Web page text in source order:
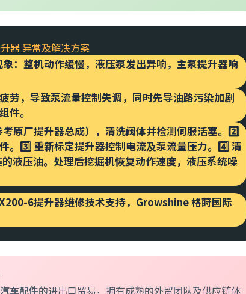
器 异常及解决方案
：整机动作缓慢，液压泵发出异响，主泵提升器响
劳，导致泵流量控制失调，同时先导油路污染加剧
件。
原厂提升器总成），清洗阀体并检测伺服活塞。2️⃣
。3️⃣ 重新标定提升器控制电流及泵流量压力。4️⃣ 清
液压油。处理后挖掘机恢复动作速度，液压系统噪
6提升器维修技术支持， Growshine 格莳国际
车配件的进出口贸易，拥有成熟的外贸团队及供应链体